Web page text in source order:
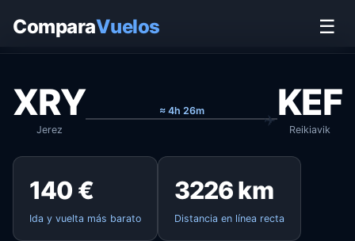
ComparaVuelos ☰
XRY
Jerez
≈ 4h 26m KEF
Reikiavik
140 €
Ida y vuelta más barato
3226 km
Distancia en línea recta